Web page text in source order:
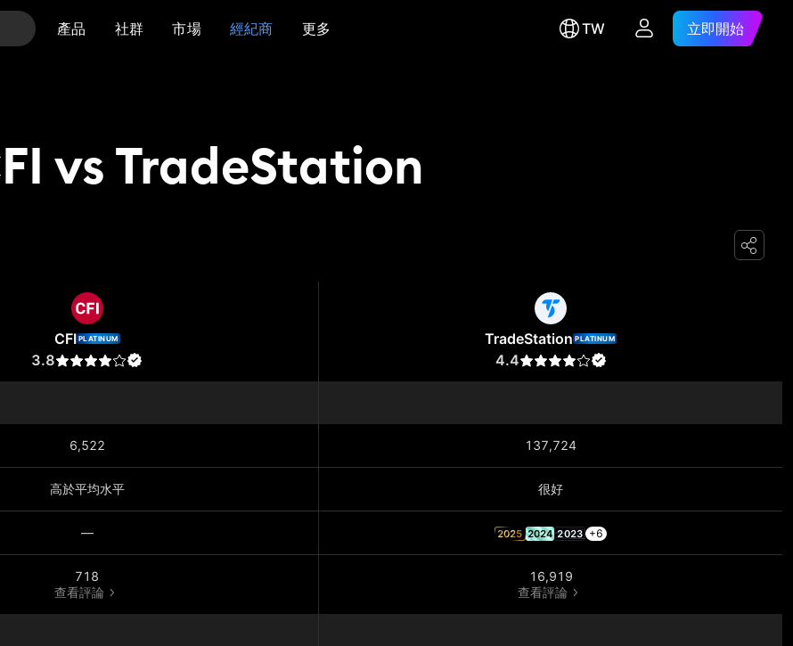
產品 社群 市場 經紀商 更多 TW 立即開始
vs TradeStation
CFI PLATINUM
3.8
TradeStation PLATINUM
4.4
6,522 137,724
高於平均水平 很好
— 2025 2024 2023 +6
718
查看評論
16,919
查看評論